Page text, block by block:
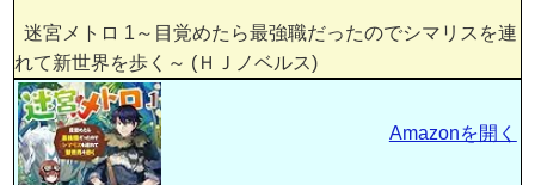
迷宮メトロ 1～目覚めたら最強職だったのでシマリスを連
れて新世界を歩く～ (ＨＪノベルス)
Amazonを開く